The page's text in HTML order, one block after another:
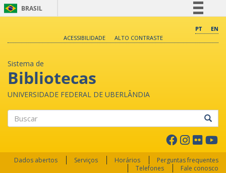
BRASIL
Comunica BR
PT
EN
ACESSIBILIDADE
ALTO CONTRASTE
Sistema de
Bibliotecas
UNIVERSIDADE FEDERAL DE UBERLÂNDIA
Dados abertos Serviços Horários
Perguntas frequentes
Telefones
Fale conosco